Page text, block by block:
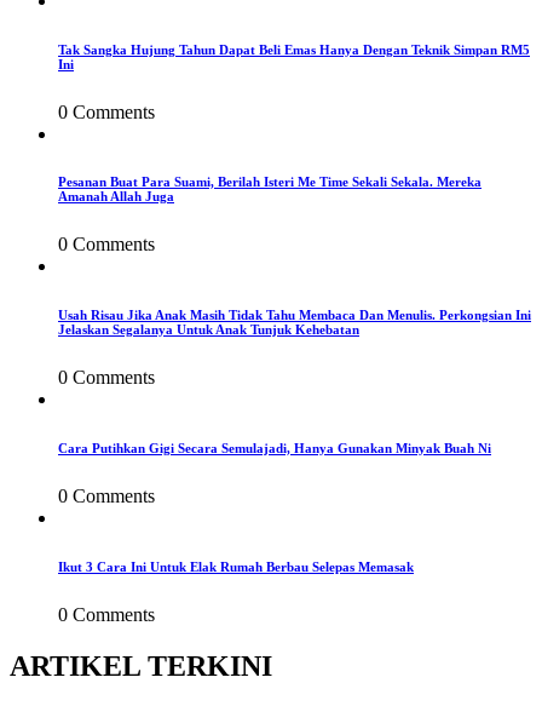
Tak Sangka Hujung Tahun Dapat Beli Emas Hanya Dengan Teknik Simpan RM5
Ini
0 Comments
Pesanan Buat Para Suami, Berilah Isteri Me Time Sekali Sekala. Mereka
Amanah Allah Juga
0 Comments
Usah Risau Jika Anak Masih Tidak Tahu Membaca Dan Menulis. Perkongsian Ini
Jelaskan Segalanya Untuk Anak Tunjuk Kehebatan
0 Comments
Cara Putihkan Gigi Secara Semulajadi, Hanya Gunakan Minyak Buah Ni
0 Comments
Ikut 3 Cara Ini Untuk Elak Rumah Berbau Selepas Memasak
0 Comments
ARTIKEL TERKINI